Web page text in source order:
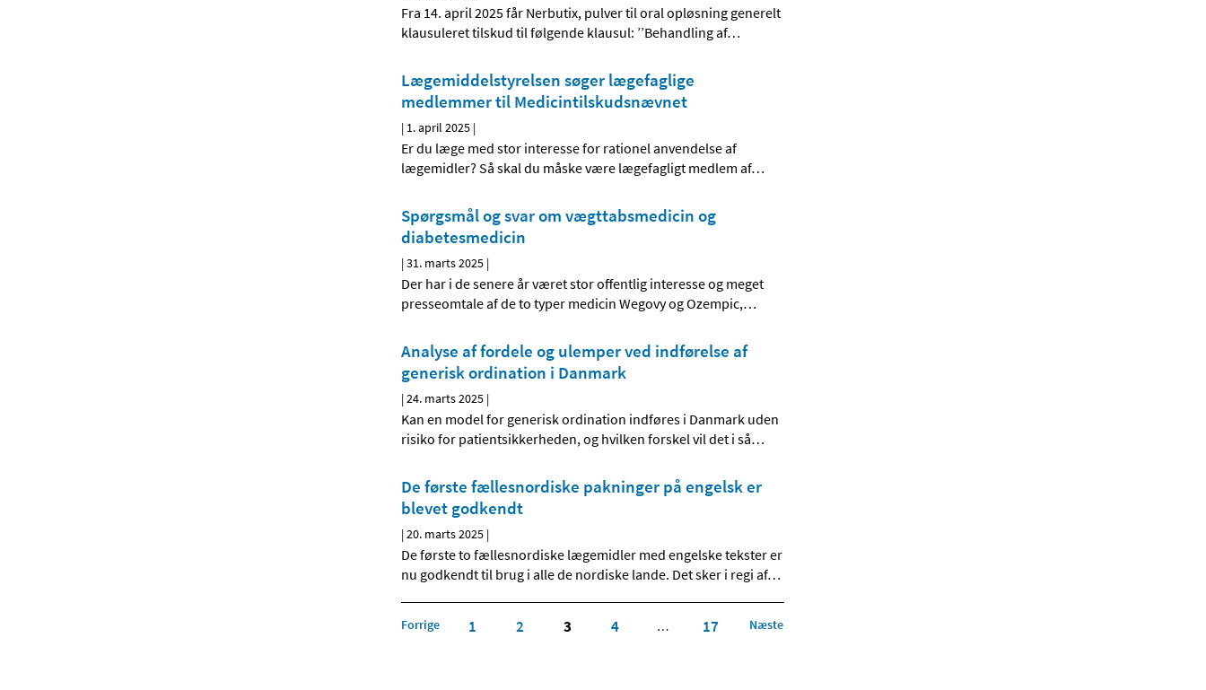
Fra 14. april 2025 får Nerbutix, pulver til oral opløsning generelt
klausuleret tilskud til følgende klausul: ’’Behandling af…
Lægemiddelstyrelsen søger lægefaglige
medlemmer til Medicintilskudsnævnet
| 1. april 2025 |
Er du læge med stor interesse for rationel anvendelse af
lægemidler? Så skal du måske være lægefagligt medlem af…
Spørgsmål og svar om vægttabsmedicin og
diabetesmedicin
|31. marts 2025 |
Der har i de senere år været stor offentlig interesse og meget
presseomtale af de to typer medicin Wegovy og Ozempic,…
Analyse af fordele og ulemper ved indførelse af
generisk ordination i Danmark
|24. marts 2025 |
Kan en model for generisk ordination indføres i Danmark uden
risiko for patientsikkerheden, og hvilken forskel vil det i så…
De første fællesnordiske pakninger på engelsk er
blevet godkendt
|20. marts 2025 |
De første to fællesnordiske lægemidler med engelske tekster er
nu godkendt til brug i alle de nordiske lande. Det sker i regi af…
Forrige 1 2 3 4 … 17 Næste